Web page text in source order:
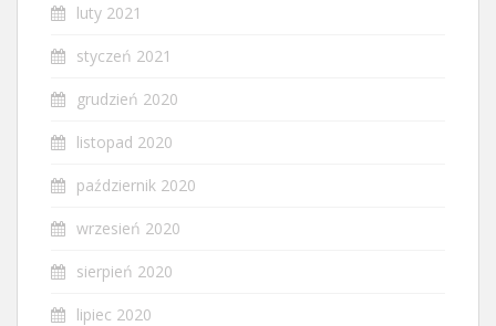
luty 2021
styczeń 2021
grudzień 2020
listopad 2020
październik 2020
wrzesień 2020
sierpień 2020
lipiec 2020